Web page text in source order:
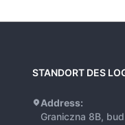
STANDORT DES
Address:
Graniczna 8B,